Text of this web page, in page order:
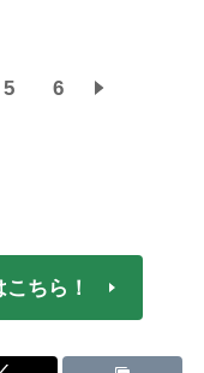
5 6
ちら！